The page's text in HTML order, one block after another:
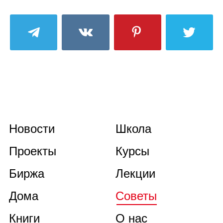
Новости
Проекты
Биржа
Дома
Книги
Школа
Курсы
Лекции
Советы
О нас